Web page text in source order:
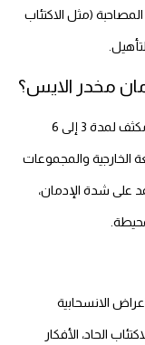
(مثل الاكتئاب
مخدر الايس؟
يحتاج الشخص في المتوسط إلى برنامج علاجي مكثف لمدة 3 إلى 6
الخارجية والمجموعات
على شدة الإدمان،
الانسحابية
الحاد، الأفكار